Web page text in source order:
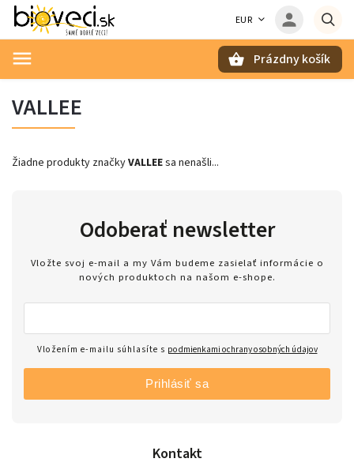
EUR
Prázdny košík
VALLEE
Žiadne produkty značkyVALLEEsa nenašli...
Kontakt
Odoberať newsletter
Vložte svoj e-mail a my Vám budeme zasielať informácie o
nových produktoch na našom e-shope.
Vložením e-mailu súhlasíte s podmienkami ochrany osobných údajov
Prihlásiť sa